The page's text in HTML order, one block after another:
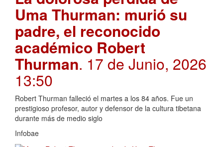
Uma Thurman: murió su
padre, el reconocido
académico Robert
Thurman. 17 de Junio, 2026
13:50
Robert Thurman falleció el martes a los 84 años. Fue un
prestigioso profesor, autor y defensor de la cultura tibetana
durante más de medio siglo
Infobae